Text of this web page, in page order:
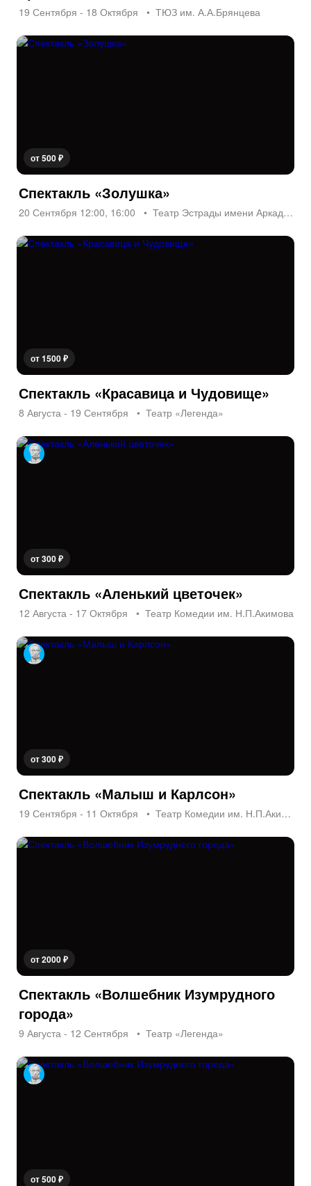
19 Сентября - 18 Октября ТЮЗ им. А.А.Брянцева
от 500 ₽
Спектакль «Золушка»
20 Сентября 12:00, 16:00 Театр Эстрады имени Аркадия Райкина
от 1500 ₽
Спектакль «Красавица и Чудовище»
8 Августа - 19 Сентября Театр «Легенда»
от 300 ₽
Спектакль «Аленький цветочек»
12 Августа - 17 Октября Театр Комедии им. Н.П.Акимова
от 300 ₽
Спектакль «Малыш и Карлсон»
19 Сентября - 11 Октября Театр Комедии им. Н.П.Акимова
от 2000 ₽
Спектакль «Волшебник Изумрудного
города»
9 Августа - 12 Сентября Театр «Легенда»
от 500 ₽